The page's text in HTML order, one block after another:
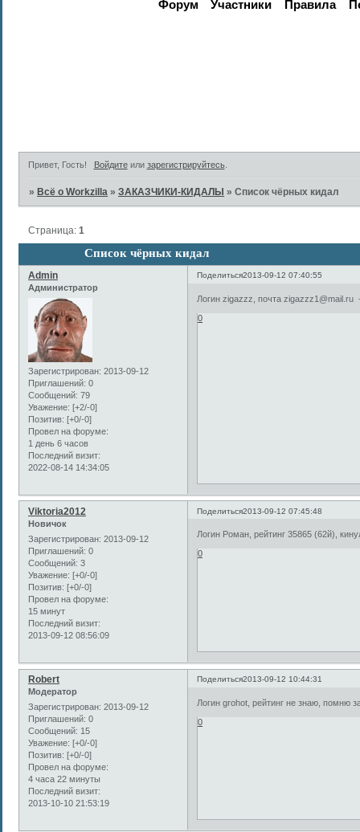
Форум Участники Правила
Привет, Гость! Войдитеили зарегистрируйтесь.
» Всё о Workzilla »ЗАКАЗЧИКИ-КИДАЛЫ »Список чёрных кидал
Список чёрных кидал
Страница:1
Поделиться2013-09-12 07:40:55
Admin
Администратор
Зарегистрирован: 2013-09-12
Приглашений: 0
Сообщений: 79
Уважение: [+2/-0]
Позитив: [+0/-0]
Провел на форуме:
1 день 6 часов
Последний визит:
2022-08-14 14:34:05
Логин zigazzz, почта
0
Поделиться2013-09-12 07:45:48
Viktoria2012
Новичок
Зарегистрирован: 2013-09-12
Приглашений: 0
Сообщений: 3
Уважение: [+0/-0]
Позитив: [+0/-0]
Провел на форуме:
15 минут
Последний визит:
2013-09-12 08:56:09
Логин Роман, рейтинг 35865 (62й),
0
Поделиться2013-09-12 10:44:31
Robert
Модератор
Зарегистрирован: 2013-09-12
Приглашений: 0
Сообщений: 15
Уважение: [+0/-0]
Позитив: [+0/-0]
Провел на форуме:
4 часа 22 минуты
Последний визит:
2013-10-10 21:53:19
Логин grohot, рейтинг не знаю, помню
0